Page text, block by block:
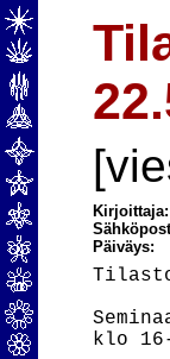
Kirjoittaja:
Päiväys:
klo